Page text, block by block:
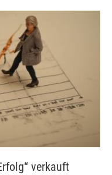
verkauft